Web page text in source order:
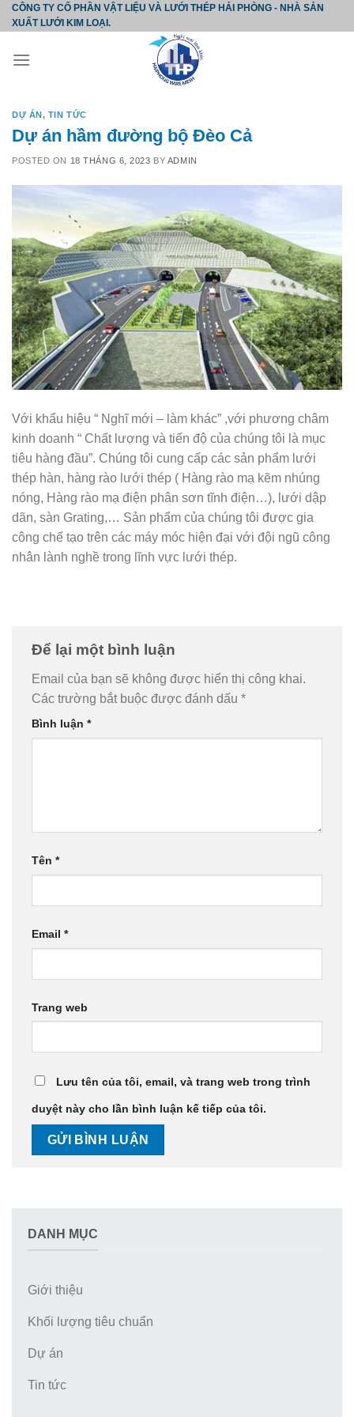
Skip
to
CÔNG TY CỔ PHẦN VẬT LIỆU VÀ LƯỚI THÉP HẢI PHÒNG - NHÀ SẢN
XUẤT LƯỚI KIM LOẠI.
DỰ ÁN, TIN TỨC
Dự án hầm đường bộ Đèo Cả
POSTED ON 18 THÁNG 6, 2023 BY ADMIN
Với khẩu hiệu “ Nghĩ mới – làm khác” ,với phương châm
kinh doanh “ Chất lượng và tiến độ của chúng tôi là mục
tiêu hàng đầu”. Chúng tôi cung cấp các sản phẩm lưới
thép hàn, hàng rào lưới thép ( Hàng rào mạ kẽm nhúng
nóng, Hàng rào mạ điện phân sơn tĩnh điện…), lưới dập
dãn, sàn Grating,… Sản phẩm của chúng tôi được gia
công chế tạo trên các máy móc hiện đại với đội ngũ công
nhân lành nghề trong lĩnh vực lưới thép.
Để lại một bình luận
Email của bạn sẽ không được hiển thị công khai.
Các trường bắt buộc được đánh dấu *
Bình luận *
Tên *
Email *
Trang web
Lưu tên của tôi, email, và trang web trong trình
duyệt này cho lần bình luận kế tiếp của tôi.
DANH MỤC
Giới thiệu
Khối lượng tiêu chuẩn
Dự án
Tin tức